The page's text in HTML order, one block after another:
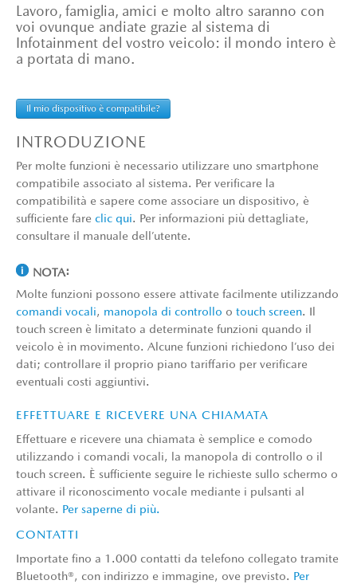
Lavoro, famiglia, amici e molto altro saranno con
voi ovunque andiate grazie al sistema di
Infotainment del vostro veicolo: il mondo intero è
a portata di mano.
Il mio dispositivo è compatibile?
INTRODUZIONE
Per molte funzioni è necessario utilizzare uno smartphone
compatibile associato al sistema. Per verificare la
compatibilità e sapere come associare un dispositivo, è
sufficiente fare clic qui. Per informazioni più dettagliate,
consultare il manuale dell’utente.
NOTA:
Molte funzioni possono essere attivate facilmente utilizzando
comandi vocali, manopola di controllo o touch screen. Il
touch screen è limitato a determinate funzioni quando il
veicolo è in movimento. Alcune funzioni richiedono l’uso dei
dati; controllare il proprio piano tariffario per verificare
eventuali costi aggiuntivi.
EFFETTUARE E RICEVERE UNA CHIAMATA
Effettuare e ricevere una chiamata è semplice e comodo
utilizzando i comandi vocali, la manopola di controllo o il
touch screen. È sufficiente seguire le richieste sullo schermo o
attivare il riconoscimento vocale mediante i pulsanti al
volante. Per saperne di più.
CONTATTI
Importate fino a 1.000 contatti da telefono collegato tramite
Bluetooth®, con indirizzo e immagine, ove previsto. Per